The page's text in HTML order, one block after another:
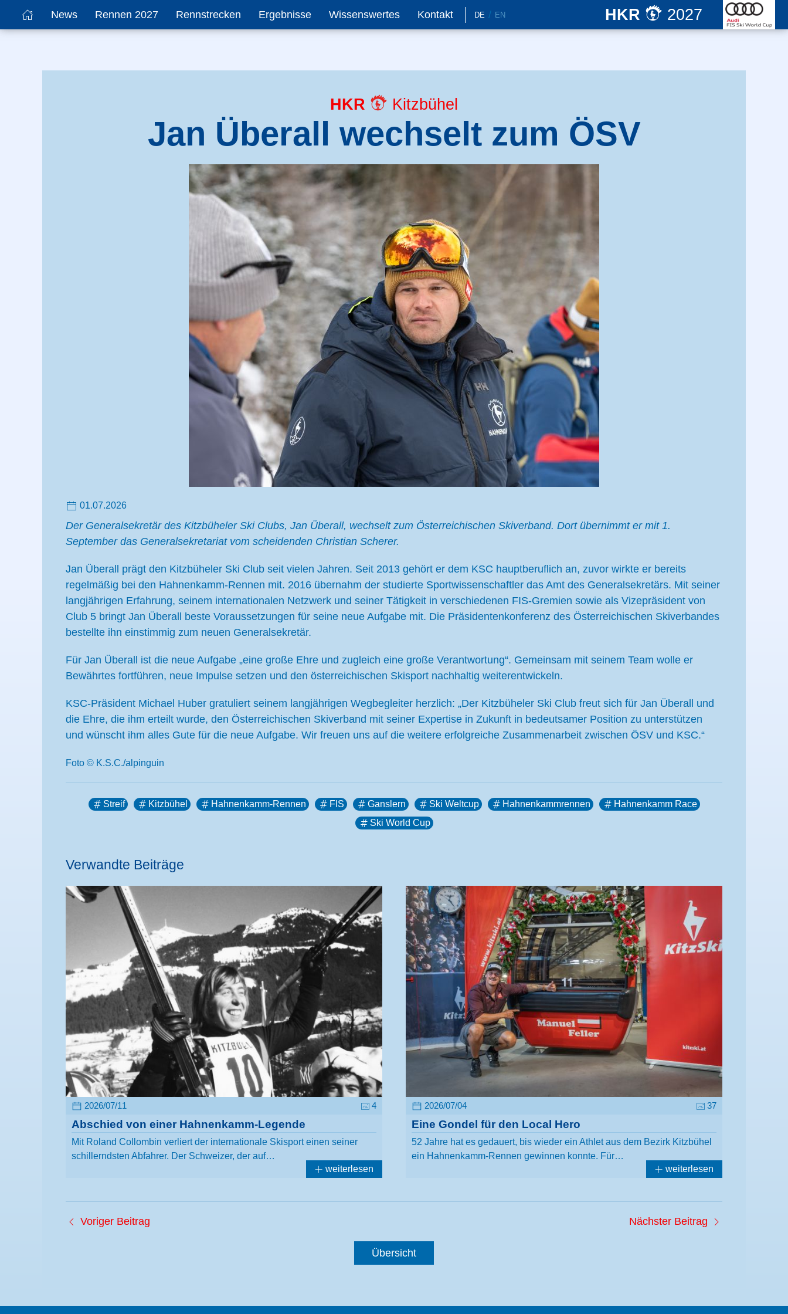
News Rennen 2027 Rennstrecken Ergebnisse Wissenswertes Kontakt DE EN HKR 2027
HKR Kitzbühel
Jan Überall wechselt zum ÖSV
01.07.2026
Der Generalsekretär des Kitzbüheler Ski Clubs, Jan Überall, wechselt zum Österreichischen Skiverband. Dort übernimmt er mit 1.
September das Generalsekretariat vom scheidenden Christian Scherer.
Jan Überall prägt den Kitzbüheler Ski Club seit vielen Jahren. Seit 2013 gehört er dem KSC hauptberuflich an, zuvor wirkte er bereits
regelmäßig bei den Hahnenkamm-Rennen mit. 2016 übernahm der studierte Sportwissenschaftler das Amt des Generalsekretärs. Mit seiner
langjährigen Erfahrung, seinem internationalen Netzwerk und seiner Tätigkeit in verschiedenen FIS-Gremien sowie als Vizepräsident von
Club 5 bringt Jan Überall beste Voraussetzungen für seine neue Aufgabe mit. Die Präsidentenkonferenz des Österreichischen Skiverbandes
bestellte ihn einstimmig zum neuen Generalsekretär.
Für Jan Überall ist die neue Aufgabe „eine große Ehre und zugleich eine große Verantwortung“. Gemeinsam mit seinem Team wolle er
Bewährtes fortführen, neue Impulse setzen und den österreichischen Skisport nachhaltig weiterentwickeln.
KSC-Präsident Michael Huber gratuliert seinem langjährigen Wegbegleiter herzlich: „Der Kitzbüheler Ski Club freut sich für Jan Überall und
die Ehre, die ihm erteilt wurde, den Österreichischen Skiverband mit seiner Expertise in Zukunft in bedeutsamer Position zu unterstützen
und wünscht ihm alles Gute für die neue Aufgabe. Wir freuen uns auf die weitere erfolgreiche Zusammenarbeit zwischen ÖSV und KSC.“
Foto © K.S.C./alpinguin
Streif Kitzbühel Hahnenkamm-Rennen FIS Ganslern Ski Weltcup Hahnenkammrennen
Hahnenkamm Race
Ski World Cup
Verwandte Beiträge
2026/07/11 4
Abschied von einer Hahnenkamm-Legende
Mit Roland Collombin verliert der internationale Skisport einen seiner
schillerndsten Abfahrer. Der Schweizer, der auf…
weiterlesen
2026/07/04 37
Eine Gondel für den Local Hero
52 Jahre hat es gedauert, bis wieder ein Athlet aus dem Bezirk Kitzbühel
ein Hahnenkamm-Rennen gewinnen konnte. Für…
weiterlesen
Voriger Beitrag Nächster Beitrag
Übersicht